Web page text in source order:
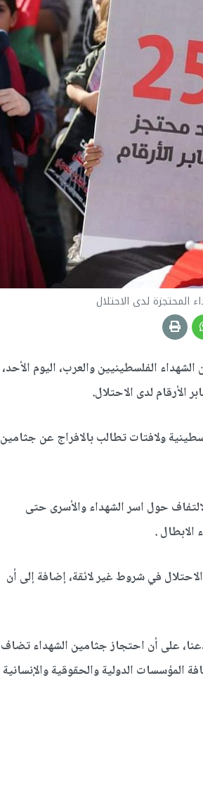
المحتجزة لدى الاحتلال
الفلسطينيين والعرب، اليوم الأحد،
الأرقام لدى الاحتلال.
ولافتات تطالب بالافراج عن جثامين
حول اسر الشهداء والأسرى حتى
الابطال .
وتدفنهم سلطات الاحتلال في شروط غير لائقة، إضافة إلى أن
على أن احتجاز جثامين الشهداء تضاف
المؤسسات الدولية والحقوقية والإنسانية